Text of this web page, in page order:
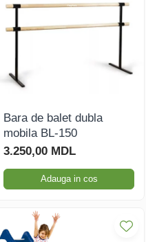
Bara de balet dubla
mobila BL-150
3.250,00 MDL
Adauga in cos